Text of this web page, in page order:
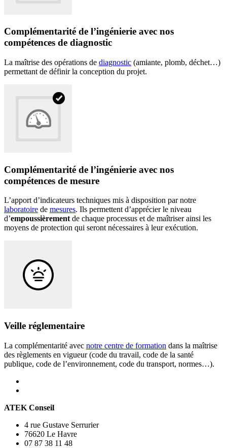
Complémentarité de l’ingénierie avec nos
compétences de diagnostic
La maîtrise des opérations de diagnostic (amiante, plomb, déchet…)
permettant de définir la conception du projet.
Complémentarité de l’ingénierie avec nos
compétences de mesure
L’apport d’indicateurs techniques mis à disposition par notre
laboratoire de mesures. Ils permettent d’apprécier le niveau
d’empoussièrementde chaque processus et de maîtriser ainsi les
moyens de protection qui seront nécessaires à leur exécution.
Veille réglementaire
La complémentarité avec notre centre de formation dans la maîtrise
des règlements en vigueur (code du travail, code de la santé
publique, code de l’environnement, code du transport, normes…).
ATEK Conseil
4 rue Gustave Serrurier
76620 Le Havre
07 87 38 11 48